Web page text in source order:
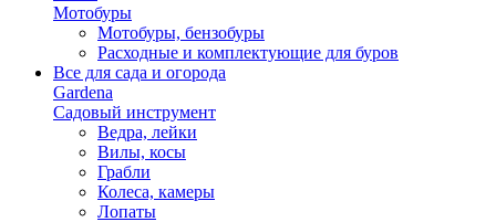
Мотобуры
Мотобуры, бензобуры
Расходные и комплектующие для буров
Все для сада и огорода
Gardena
Садовый инструмент
Ведра, лейки
Вилы, косы
Грабли
Колеса, камеры
Лопаты